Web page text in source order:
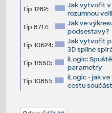
Tip 1282:
Jak vytvořit v
rozumnou
Tip 8717:
Jak ve
podsestavy?
Tip 10624:
Jak vytvořit
3D spline
Tip 11550:
iLogic:
parametry
Tip 10851:
iLogic - jak
cestu